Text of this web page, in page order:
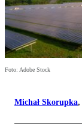
Foto: Adobe Stock
Michał Skorupka,